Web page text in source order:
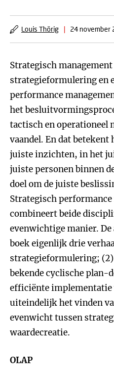
Louis Thörig | 24 november
Strategisch
strategieformulering en
performance
het
tactisch en operationeel
vaandel. En dat betekent
juiste inzichten, in het
juiste personen binnen
doel om de juiste
Strategisch
combineert beide
evenwichtige manier.
boek eigenlijk drie
strategieformulering; (2)
bekende cyclische plan-
efficiënte implementatie
uiteindelijk het vinden
evenwicht tussen
waardecreatie.
OLAP